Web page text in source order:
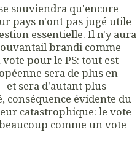
souviendra qu'encore
pays n'ont pas jugé utile
essentielle. Il n'y aura
brandi comme
pour le PS: tout est
sera de plus en
et sera d'autant plus
conséquence évidente du
catastrophique: le vote
comme un vote